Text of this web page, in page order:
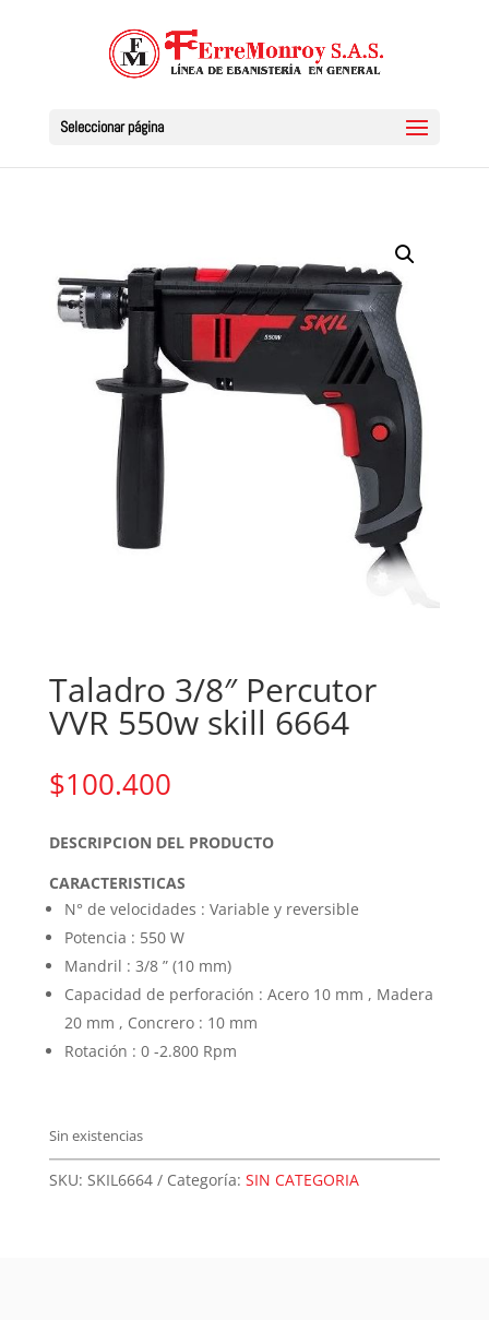
Seleccionar página
Taladro 3/8″ Percutor
VVR 550w skill 6664
$100.400
DESCRIPCION DEL PRODUCTO
CARACTERISTICAS
N° de velocidades : Variable y reversible
Potencia : 550 W
Mandril : 3/8 ” (10 mm)
Capacidad de perforación : Acero 10 mm , Madera
20 mm , Concrero : 10 mm
Rotación : 0 -2.800 Rpm
Sin existencias
SKU: SKIL6664 Categoría: SIN CATEGORIA